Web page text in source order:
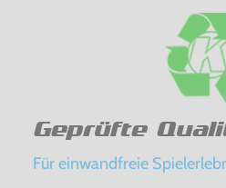
Geprüfte
Für einwandfreie